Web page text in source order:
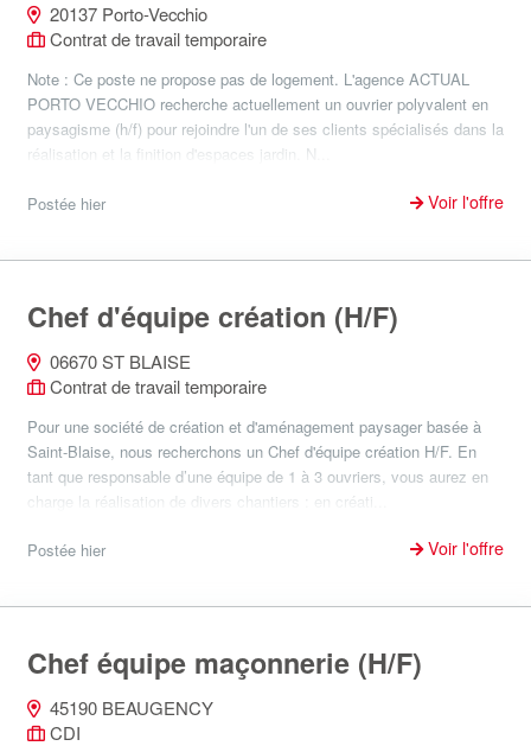
20137 Porto-Vecchio
Contrat de travail temporaire
Note : Ce poste ne propose pas de logement. L'agence ACTUAL
PORTO VECCHIO recherche actuellement un ouvrier polyvalent en
paysagisme (h/f) pour rejoindre l'un de ses clients spécialisés dans la
réalisation et la finition d'espaces jardin. N...
Postée hier Voir l'offre
Chef d'équipe création (H/F)
06670 ST BLAISE
Contrat de travail temporaire
Pour une société de création et d'aménagement paysager basée à
Saint-Blaise, nous recherchons un Chef d'équipe création H/F. En
tant que responsable d’une équipe de 1 à 3 ouvriers, vous aurez en
charge la réalisation de divers chantiers : en créati...
Postée hier Voir l'offre
Chef équipe maçonnerie (H/F)
45190 BEAUGENCY
CDI